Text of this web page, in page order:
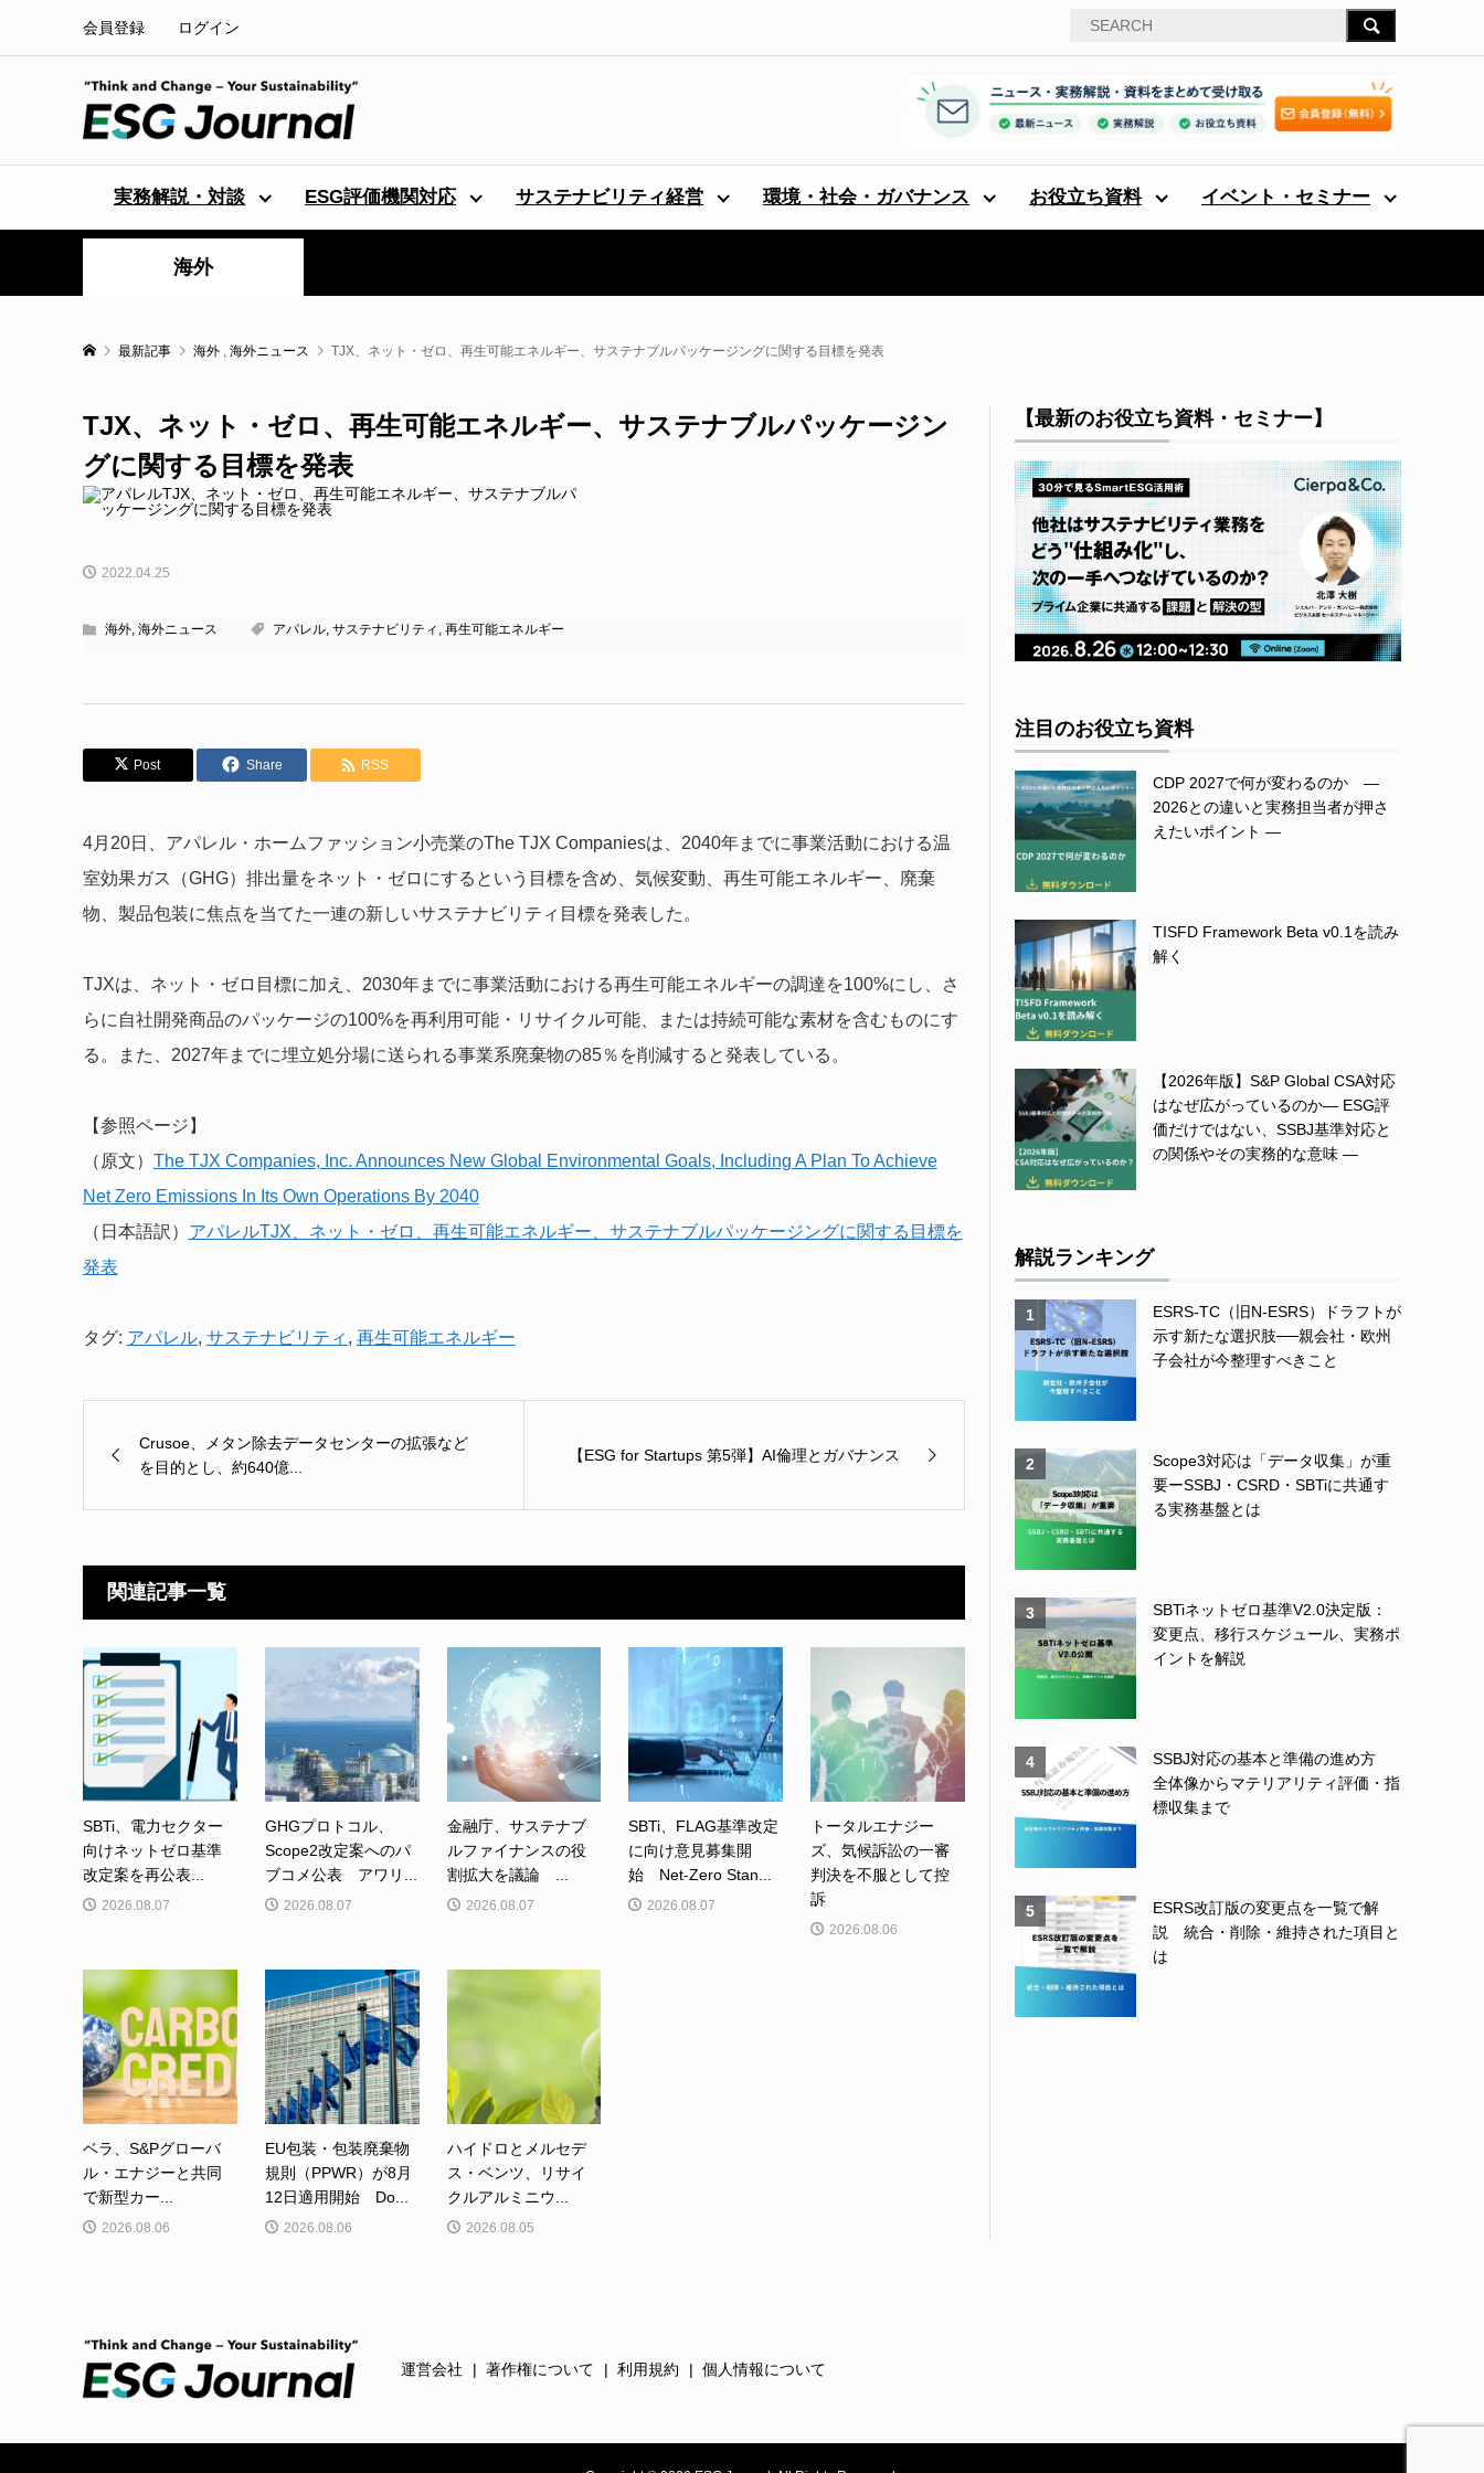
会員登録 ログイン
実務解説・対談 ESG評価機関対応 サステナビリティ経営 環境・社会・ガバナンス お役立ち資料 イベント・セミナー
海外
最新記事 海外 , 海外ニュース TJX、ネット・ゼロ、再生可能エネルギー、サステナブルパッケージングに関する目標を発表
TJX、ネット・ゼロ、再生可能エネルギー、サステナブルパッケージン
グに関する目標を発表
2022.04.25
海外, 海外ニュース アパレル, サステナビリティ , 再生可能エネルギー
Post Share RSS
4月20日、アパレル・ホームファッション小売業のThe TJX Companiesは、2040年までに事業活動における温
室効果ガス（GHG）排出量をネット・ゼロにするという目標を含め、気候変動、再生可能エネルギー、廃棄
物、製品包装に焦点を当てた一連の新しいサステナビリティ目標を発表した。
TJXは、ネット・ゼロ目標に加え、2030年までに事業活動における再生可能エネルギーの調達を100%にし、さ
らに自社開発商品のパッケージの100%を再利用可能・リサイクル可能、または持続可能な素材を含むものにす
る。また、2027年までに埋立処分場に送られる事業系廃棄物の85％を削減すると発表している。
【参照ページ】
（原文） The TJX Companies, Inc. Announces New Global Environmental Goals, Including A Plan To Achieve
Net Zero Emissions In Its Own Operations By 2040
（日本語訳） アパレルTJX、ネット・ゼロ、再生可能エネルギー、サステナブルパッケージングに関する目標を
発表
タグ: アパレル, サステナビリティ , 再生可能エネルギー
Crusoe、メタン除去データセンターの拡張など
を目的とし、約640億...
【ESG for Startups 第5弾】AI倫理とガバナンス
関連記事一覧
SBTi、電力セクター
向けネットゼロ基準
改定案を再公表...
2026.08.07
GHGプロトコル、
Scope2改定案へのパ
ブコメ公表 アワリ...
2026.08.07
金融庁、サステナブ
ルファイナンスの役
割拡大を議論 ...
2026.08.07
SBTi、FLAG基準改定
に向け意見募集開
始 Net-Zero Stan...
2026.08.07
トータルエナジー
ズ、気候訴訟の一審
判決を不服として控
訴
2026.08.06
ベラ、S&Pグローバ
ル・エナジーと共同
で新型カー...
2026.08.06
EU包装・包装廃棄物
規則（PPWR）が8月
12日適用開始 Do...
2026.08.06
ハイドロとメルセデ
ス・ベンツ、リサイ
クルアルミニウ...
2026.08.05
【最新のお役立ち資料・セミナー】
注目のお役立ち資料
CDP 2027で何が変わるのか ―
2026との違いと実務担当者が押さ
えたいポイント ―
TISFD Framework Beta v0.1を読み
解く
【2026年版】S&P Global CSA対応
はなぜ広がっているのか― ESG評
価だけではない、SSBJ基準対応と
の関係やその実務的な意味 ―
解説ランキング
1
ESRS-TC（旧N-ESRS）ドラフトが
示す新たな選択肢──親会社・欧州
子会社が今整理すべきこと
2
Scope3対応は「データ収集」が重
要ーSSBJ・CSRD・SBTiに共通す
る実務基盤とは
3
SBTiネットゼロ基準V2.0決定版：
変更点、移行スケジュール、実務ポ
イントを解説
4
SSBJ対応の基本と準備の進め方
全体像からマテリアリティ評価・指
標収集まで
5
ESRS改訂版の変更点を一覧で解
説 統合・削除・維持された項目と
は
運営会社 著作権について 利用規約 個人情報について